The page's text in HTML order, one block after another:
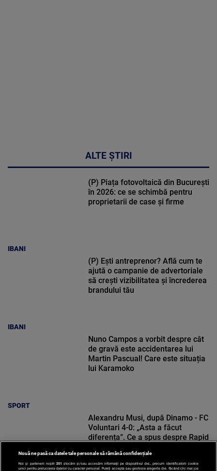
ALTE ȘTIRI
IBANI
(P) Piața fotovoltaică din București
în 2026: ce se schimbă pentru
proprietarii de case și firme
IBANI
(P) Ești antreprenor? Află cum te
ajută o campanie de advertoriale
să crești vizibilitatea și încrederea
brandului tău
SPORT
Nuno Campos a vorbit despre cât
de gravă este accidentarea lui
Martin Pascual! Care este situația
lui Karamoko
Alexandru Musi, după Dinamo - FC
Voluntari 4-0: „Asta a făcut
diferența”. Ce a spus despre Rapid
Nouă ne pasă ca datele tale personale să rămână confidențiale
Noi și partenerii noștri 201 stocăm și/sau accesăm informații pe dispozitivul dvs., precum identificatorii cookie
unici pentru prelucrarea datelor cu caracter personal. Puteți accepta sau gestiona alegerile dvs. făcând clic mai jos